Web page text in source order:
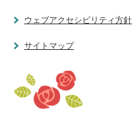
ウェブアクセシビリティ方針
サイトマップ